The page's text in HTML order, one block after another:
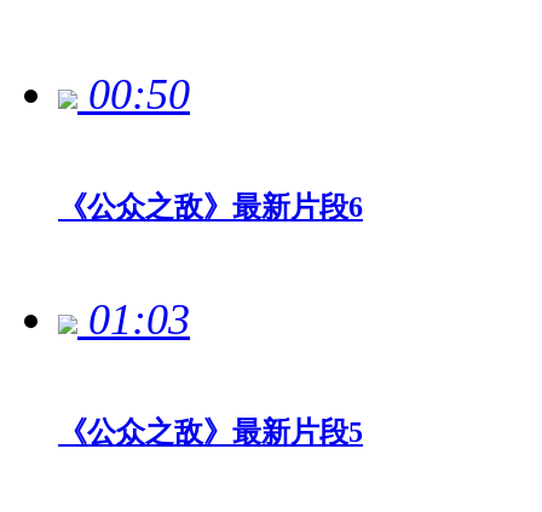
00:50
《公众之敌》最新片段6
01:03
《公众之敌》最新片段5